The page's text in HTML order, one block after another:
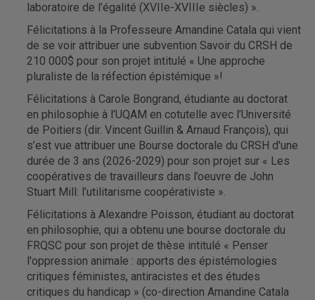
laboratoire de l’égalité (XVIIe-XVIIIe siècles) ».
Félicitations à la Professeure Amandine Catala qui vient
de se voir attribuer une subvention Savoir du CRSH de
210 000$ pour son projet intitulé « Une approche
pluraliste de la réfection épistémique »!
Félicitations à Carole Bongrand, étudiante au doctorat
en philosophie à l’UQAM en cotutelle avec l’Université
de Poitiers (dir. Vincent Guillin & Arnaud François), qui
s’est vue attribuer une Bourse doctorale du CRSH d'une
durée de 3 ans (2026-2029) pour son projet sur « Les
coopératives de travailleurs dans l’oeuvre de John
Stuart Mill: l’utilitarisme coopérativiste ».
Félicitations à Alexandre Poisson, étudiant au doctorat
en philosophie, qui a obtenu une bourse doctorale du
FRQSC pour son projet de thèse intitulé « Penser
l'oppression animale : apports des épistémologies
critiques féministes, antiracistes et des études
critiques du handicap » (co-direction Amandine Catala